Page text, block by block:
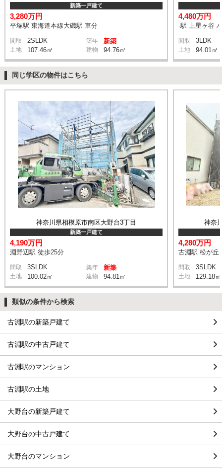
新築一戸建て
3,280万円
平塚駅 東海道本線大磯駅 車分
間取 2SLDK 築年 新築
土地 107.46㎡ 建物 94.76㎡
4,480万円
-駅 上星ヶ谷
間取 3LDK
土地 94.01㎡
同じ学区の物件はこちら
神奈川県相模原市南区大野台3丁目
新築一戸建て
4,190万円
淵野辺駅 徒歩25分
間取 3SLDK 築年 新築
土地 100.02㎡ 建物 94.81㎡
神奈
4,280万円
古淵駅 松が丘
間取 3SLDK
土地 129.18㎡
類似の条件から検索
古淵駅の新築戸建て
古淵駅の中古戸建て
古淵駅のマンション
古淵駅の土地
大野台の新築戸建て
大野台の中古戸建て
大野台のマンション